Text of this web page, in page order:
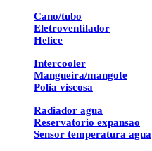
Cano/tubo
Eletroventilador
Helice
Intercooler
Mangueira/mangote
Polia viscosa
Radiador agua
Reservatorio expansao
Sensor temperatura agua